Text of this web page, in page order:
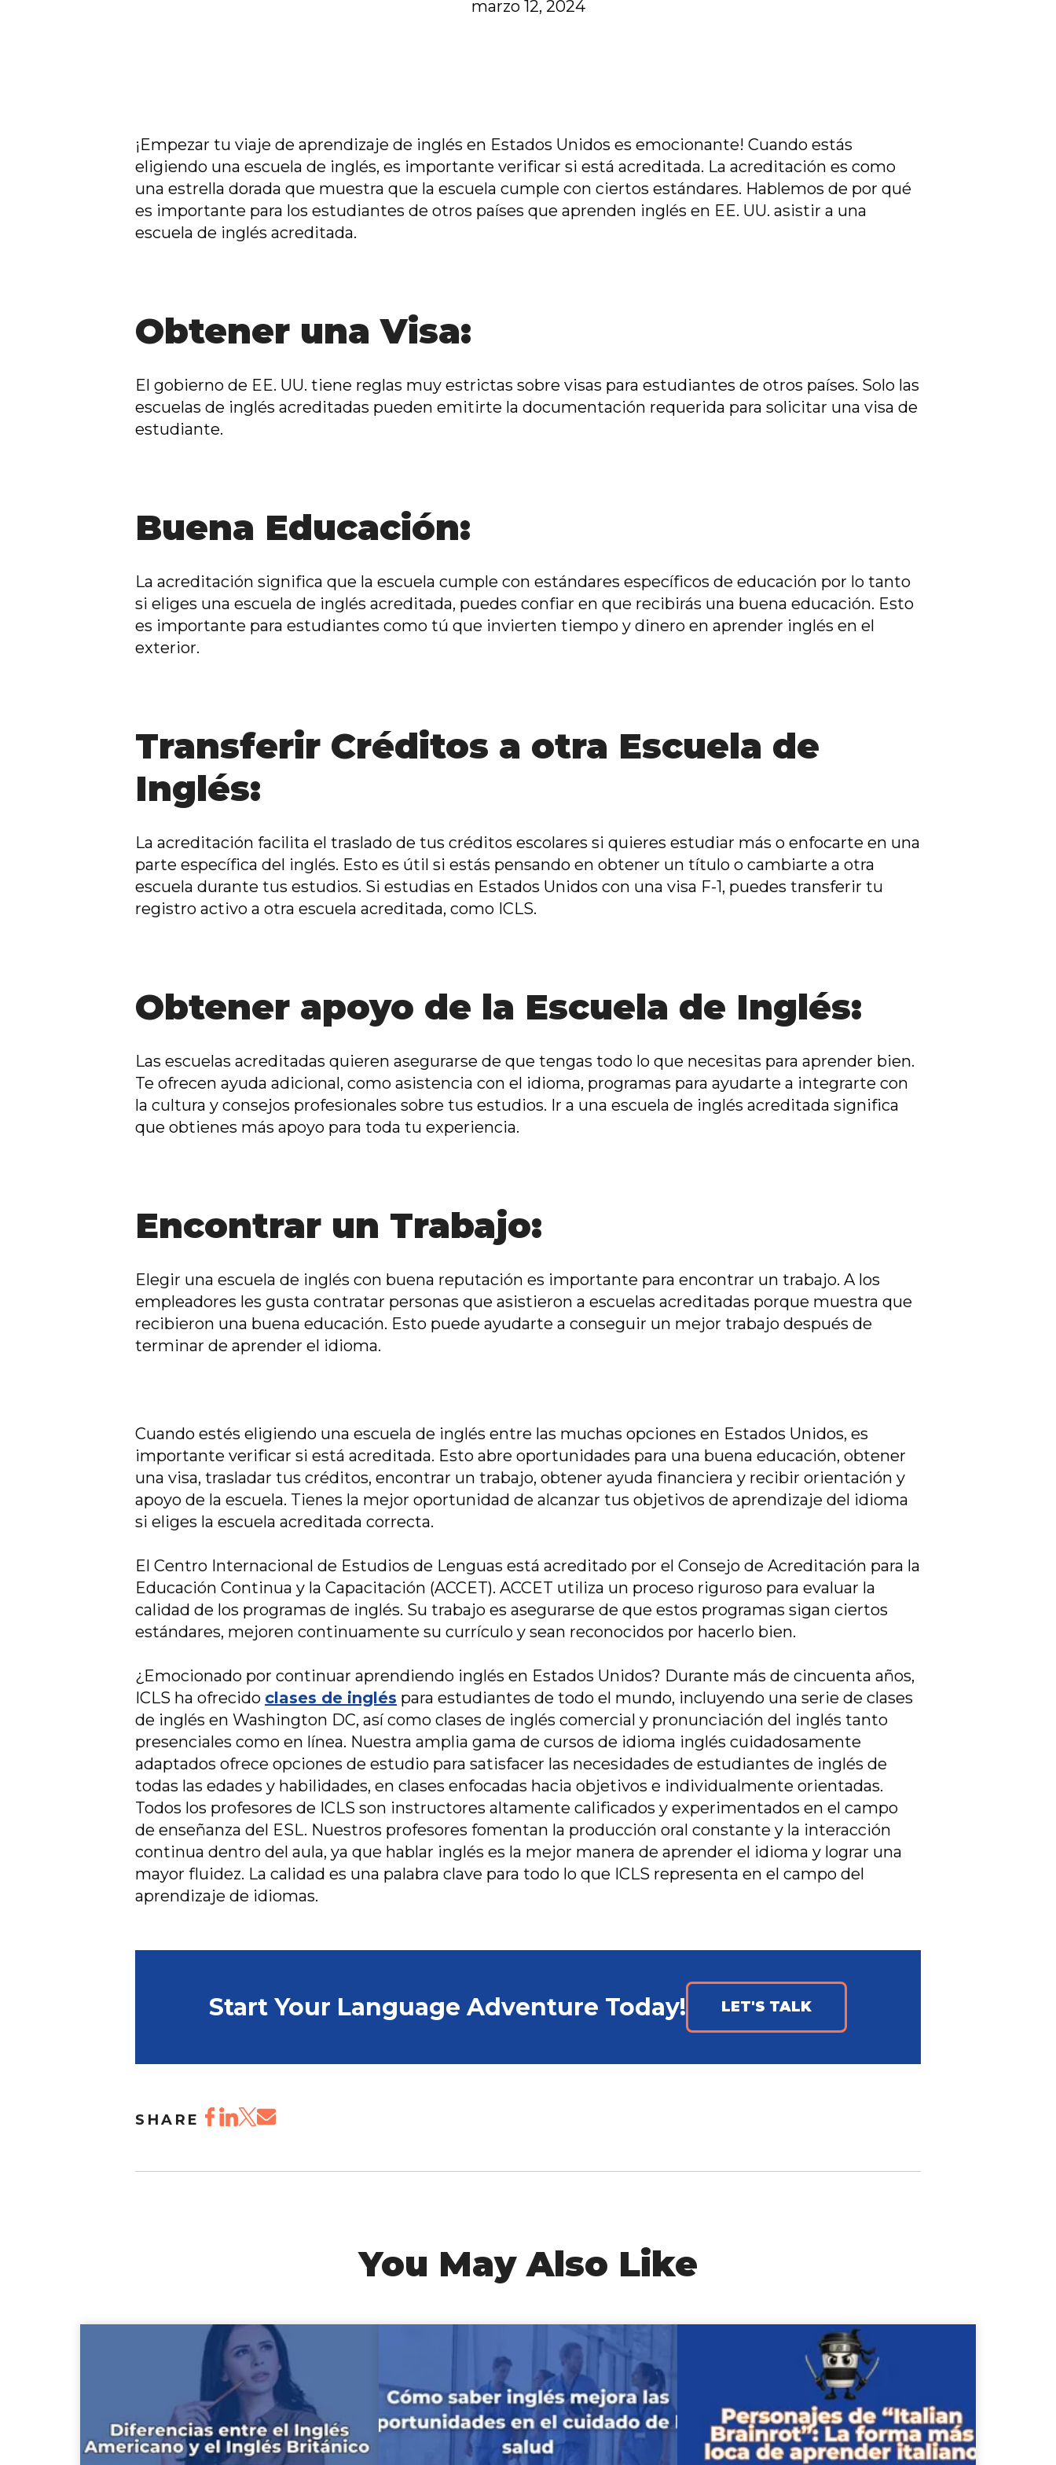
marzo 12, 2024
¡Empezar tu viaje de aprendizaje de inglés en Estados Unidos es emocionante! Cuando estás
eligiendo una escuela de inglés, es importante verificar si está acreditada. La acreditación es como
una estrella dorada que muestra que la escuela cumple con ciertos estándares. Hablemos de por qué
es importante para los estudiantes de otros países que aprenden inglés en EE. UU. asistir a una
escuela de inglés acreditada.
Obtener una Visa:
El gobierno de EE. UU. tiene reglas muy estrictas sobre visas para estudiantes de otros países. Solo las
escuelas de inglés acreditadas pueden emitirte la documentación requerida para solicitar una visa de
estudiante.
Buena Educación:
La acreditación significa que la escuela cumple con estándares específicos de educación por lo tanto
si eliges una escuela de inglés acreditada, puedes confiar en que recibirás una buena educación. Esto
es importante para estudiantes como tú que invierten tiempo y dinero en aprender inglés en el
exterior.
Transferir Créditos a otra Escuela de
Inglés:
La acreditación facilita el traslado de tus créditos escolares si quieres estudiar más o enfocarte en una
parte específica del inglés. Esto es útil si estás pensando en obtener un título o cambiarte a otra
escuela durante tus estudios. Si estudias en Estados Unidos con una visa F-1, puedes transferir tu
registro activo a otra escuela acreditada, como ICLS.
Obtener apoyo de la Escuela de Inglés:
Las escuelas acreditadas quieren asegurarse de que tengas todo lo que necesitas para aprender bien.
Te ofrecen ayuda adicional, como asistencia con el idioma, programas para ayudarte a integrarte con
la cultura y consejos profesionales sobre tus estudios. Ir a una escuela de inglés acreditada significa
que obtienes más apoyo para toda tu experiencia.
Encontrar un Trabajo:
Elegir una escuela de inglés con buena reputación es importante para encontrar un trabajo. A los
empleadores les gusta contratar personas que asistieron a escuelas acreditadas porque muestra que
recibieron una buena educación. Esto puede ayudarte a conseguir un mejor trabajo después de
terminar de aprender el idioma.
Cuando estés eligiendo una escuela de inglés entre las muchas opciones en Estados Unidos, es
importante verificar si está acreditada. Esto abre oportunidades para una buena educación, obtener
una visa, trasladar tus créditos, encontrar un trabajo, obtener ayuda financiera y recibir orientación y
apoyo de la escuela. Tienes la mejor oportunidad de alcanzar tus objetivos de aprendizaje del idioma
si eliges la escuela acreditada correcta.
El Centro Internacional de Estudios de Lenguas está acreditado por el Consejo de Acreditación para la
Educación Continua y la Capacitación (ACCET). ACCET utiliza un proceso riguroso para evaluar la
calidad de los programas de inglés. Su trabajo es asegurarse de que estos programas sigan ciertos
estándares, mejoren continuamente su currículo y sean reconocidos por hacerlo bien.
¿Emocionado por continuar aprendiendo inglés en Estados Unidos? Durante más de cincuenta años,
ICLS ha ofrecido clases de inglés para estudiantes de todo el mundo, incluyendo una serie de clases
de inglés en Washington DC, así como clases de inglés comercial y pronunciación del inglés tanto
presenciales como en línea. Nuestra amplia gama de cursos de idioma inglés cuidadosamente
adaptados ofrece opciones de estudio para satisfacer las necesidades de estudiantes de inglés de
todas las edades y habilidades, en clases enfocadas hacia objetivos e individualmente orientadas.
Todos los profesores de ICLS son instructores altamente calificados y experimentados en el campo
de enseñanza del ESL. Nuestros profesores fomentan la producción oral constante y la interacción
continua dentro del aula, ya que hablar inglés es la mejor manera de aprender el idioma y lograr una
mayor fluidez. La calidad es una palabra clave para todo lo que ICLS representa en el campo del
aprendizaje de idiomas.
Start Your Language Adventure Today! LET'S TALK
SHARE
You May Also Like